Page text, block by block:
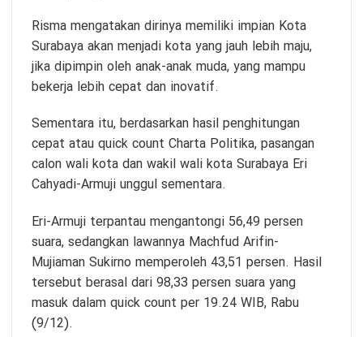
Risma mengatakan dirinya memiliki impian Kota
Surabaya akan menjadi kota yang jauh lebih maju,
jika dipimpin oleh anak-anak muda, yang mampu
bekerja lebih cepat dan inovatif.
Sementara itu, berdasarkan hasil penghitungan
cepat atau quick count Charta Politika, pasangan
calon wali kota dan wakil wali kota Surabaya Eri
Cahyadi-Armuji unggul sementara.
Eri-Armuji terpantau mengantongi 56,49 persen
suara, sedangkan lawannya Machfud Arifin-
Mujiaman Sukirno memperoleh 43,51 persen. Hasil
tersebut berasal dari 98,33 persen suara yang
masuk dalam quick count per 19.24 WIB, Rabu
(9/12).